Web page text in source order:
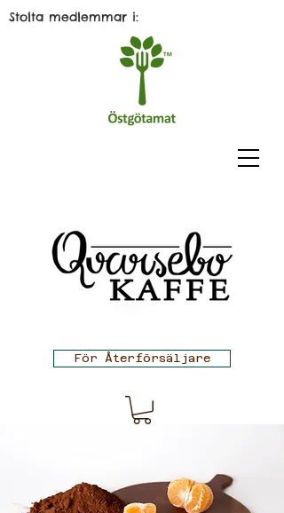
För Återförsäljare
Stolta medlemmar i: